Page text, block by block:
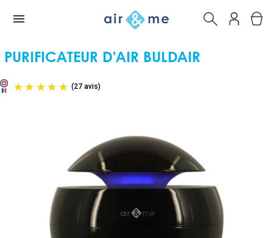
PURIFICATEUR D'AIR BULDAIR